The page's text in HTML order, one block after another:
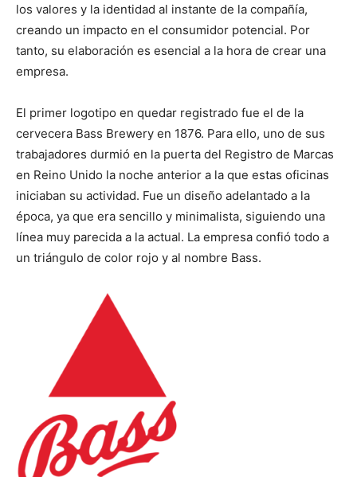
los valores y la identidad al instante de la compañía,
creando un impacto en el consumidor potencial. Por
tanto, su elaboración es esencial a la hora de crear una
empresa.
El primer logotipo en quedar registrado fue el de la
cervecera Bass Brewery en 1876. Para ello, uno de sus
trabajadores durmió en la puerta del Registro de Marcas
en Reino Unido la noche anterior a la que estas oficinas
iniciaban su actividad. Fue un diseño adelantado a la
época, ya que era sencillo y minimalista, siguiendo una
línea muy parecida a la actual. La empresa confió todo a
un triángulo de color rojo y al nombre Bass.